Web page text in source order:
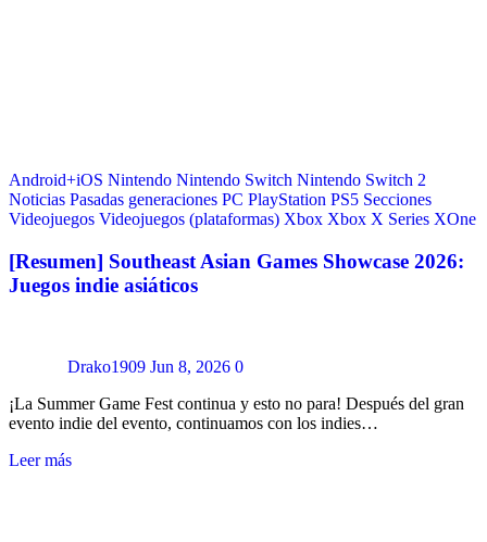
Android+iOS Nintendo Nintendo Switch Nintendo Switch 2
Noticias Pasadas generaciones PC PlayStation PS5 Secciones
Videojuegos Videojuegos (plataformas) Xbox Xbox X Series XOne
[Resumen] Southeast Asian Games Showcase 2026:
Juegos indie asiáticos
Drako1909 Jun 8, 2026 0
¡La Summer Game Fest continua y esto no para! Después del gran
evento indie del evento, continuamos con los indies…
Leer más